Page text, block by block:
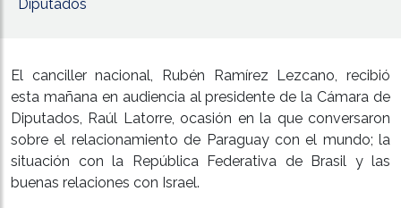
Diputados
El canciller nacional, Rubén Ramírez Lezcano, recibió
esta mañana en audiencia al presidente de la Cámara de
Diputados, Raúl Latorre, ocasión en la que conversaron
sobre el relacionamiento de Paraguay con el mundo; la
situación con la República Federativa de Brasil y las
buenas relaciones con Israel.